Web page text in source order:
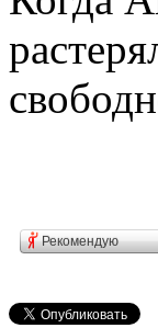
Рекомендую